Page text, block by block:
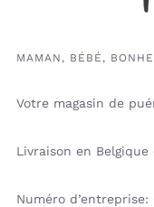
MAMAN, BÉBÉ,
Votre magasin de
Livraison en
Numéro d’entreprise: